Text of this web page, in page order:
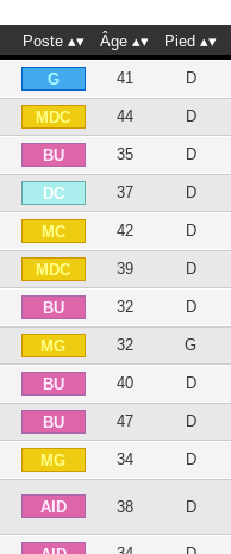
Poste Âge
Pied
G 41
D
MDC 44
D
BU 35
D
DC 37
D
MC 42
D
MDC 39
D
BU 32
D
MG 32
G
BU 40
D
BU 47
D
MG 34
D
AID 38 D